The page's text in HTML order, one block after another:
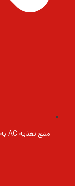
منبع تغذیه AC به DC